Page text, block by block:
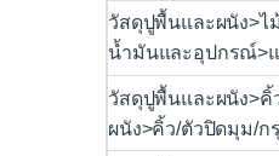
วัสดุปูพื้นและผนัง>ไ
น้ำมันและอุปกรณ์>
วัสดุปูพื้นและผนัง>คิ้
ผนัง>คิ้ว/ตัวปิดมุม/ก